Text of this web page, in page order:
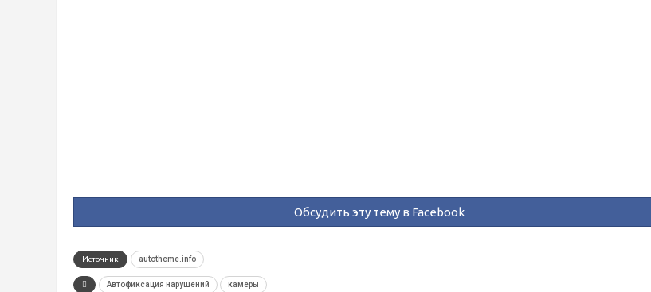
Обсудить эту тему в Facebook
Источник autotheme.info
Автофиксация нарушений камеры